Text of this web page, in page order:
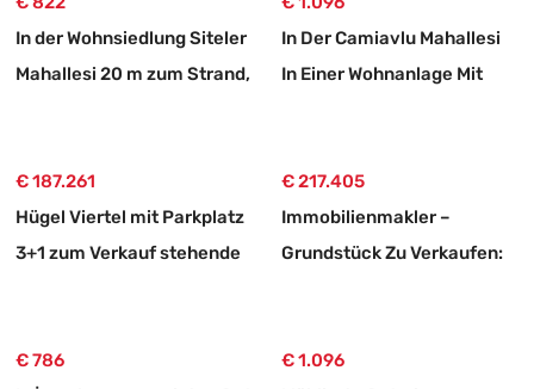
In der Wohnsiedlung Siteler
Mahallesi 20 m zum Strand,
In Der Camiavlu Mahallesi
In Einer Wohnanlage Mit
€ 187.261
Hügel Viertel mit Parkplatz
3+1 zum Verkauf stehende
€ 217.405
Immobilienmakler –
Grundstück Zu Verkaufen:
Ortaköy, Muğla
€ 786
€ 1.096